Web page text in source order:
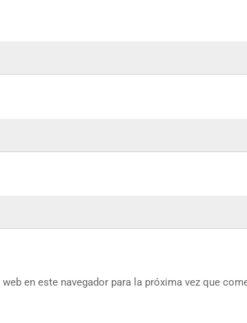
en este navegador para la próxima vez que